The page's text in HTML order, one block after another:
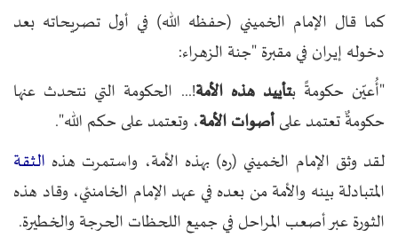
كما قال الإمام الخميني (حفظه الله) في أول تصريحاته بعد
دخوله إيران في مقبرة "جنة ​​الزهراء:
"أُعيّن حكومةً بتأييد هذه الأمة!... الحكومة التي نتحدث عنها
حكومةٌ تعتمد علىأصوات الأمة، وتعتمد على حكم الله".
لقد وثق الإمام الخميني (ره) بهذه الأمة، واستمرت هذه الثقة
المتبادلة بينه والأمة من بعده في عهد الإمام الخامنئي، وقاد هذه
الثورة عبر أصعب المراحل في جميع اللحظات الحرجة والخطيرة.